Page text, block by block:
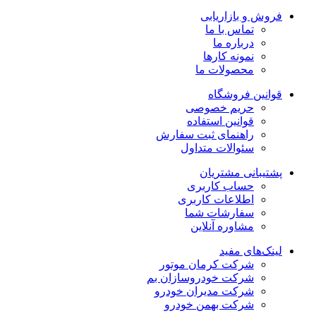
فروش و بازاریابی
تماس با ما
درباره ما
نمونه کارها
محصولات ما
قوانین فروشگاه
حریم خصوصی
قوانین استفاده
راهنمای ثبت سفارش
سئوالات متداول
پشتیبانی مشتریان
حساب کاربری
اطلاعات کاربری
سفارشات شما
مشاوره آنلاین
لینک‌های مفید
شرکت کرمان موتور
شرکت خودروسازان بم
شرکت مدیران خودرو
شرکت بهمن خودرو